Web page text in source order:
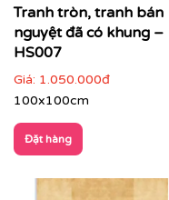
Tranh tròn, tranh bán
nguyệt đã có khung –
HS007
Giá: 1.050.000đ
100x100cm
Đặt hàng